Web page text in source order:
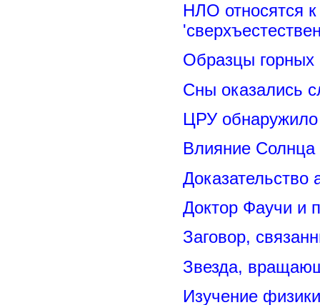
НЛО относятся к
Образцы горных
Сны оказались
ЦРУ обнаружило
Влияние
Доказательство
Доктор Фаучи и
Заговор,
Звезда,
Изучение